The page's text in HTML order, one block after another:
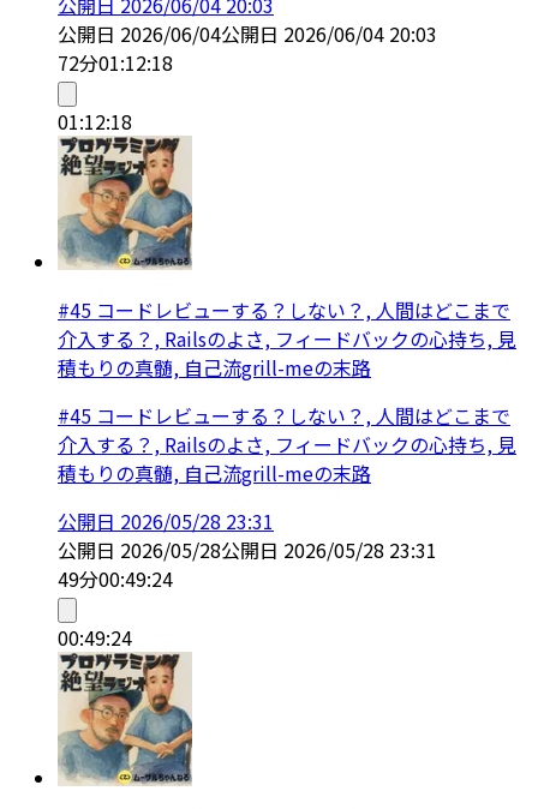
公開日 2026/06/04公開日 2026/06/04 20:03
72分01:12:18
01:12:18
#45 コードレビューする？しない？, 人間はどこまで
介入する？, Railsのよさ, フィードバックの心持ち, 見
積もりの真髄, 自己流grill-meの末路
#45 コードレビューする？しない？, 人間はどこまで
介入する？, Railsのよさ, フィードバックの心持ち, 見
積もりの真髄, 自己流grill-meの末路
公開日 2026/05/28 23:31
公開日 2026/05/28公開日 2026/05/28 23:31
49分00:49:24
00:49:24